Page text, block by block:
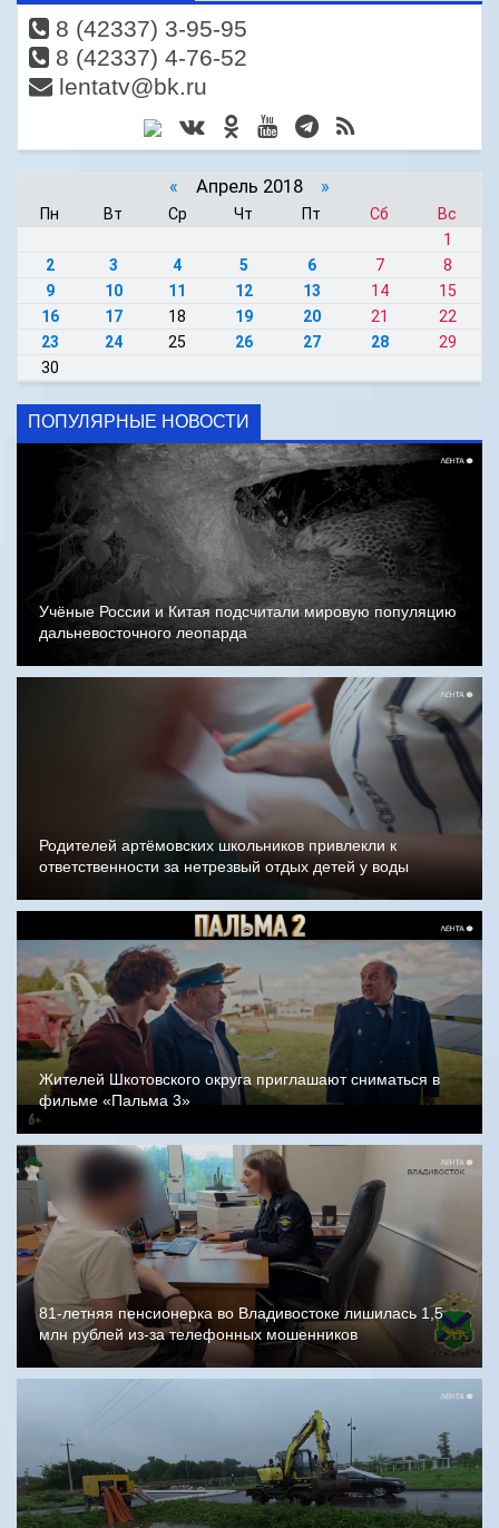
8 (42337) 3-95-95
8 (42337) 4-76-52
lentatv@bk.ru
« Апрель 2018 »
Пн Вт Ср Чт Пт Сб
Вс
1
2
3 4 5 6 7
8
9
10 11 12 13 14
15
16
17 18 19 20 21
22
23
24 25 26 27 28
29
30
ПОПУЛЯРНЫЕ НОВОСТИ
Учёные России и Китая подсчитали мировую популяцию
дальневосточного леопарда
Родителей артёмовских школьников привлекли к
ответственности за нетрезвый отдых детей у воды
Жителей Шкотовского округа приглашают сниматься в
фильме «Пальма 3»
81-летняя пенсионерка во Владивостоке лишилась 1,5
млн рублей из-за телефонных мошенников